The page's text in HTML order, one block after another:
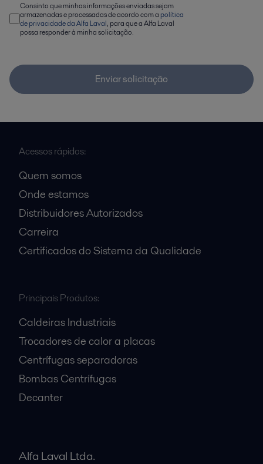
Consinto que minhas informações enviadas sejam
armazenadas e processadas de acordo com a política
de privacidade da Alfa Laval, para que a Alfa Laval
possa responder à minha solicitação.
Enviar solicitação
Acessos rápidos:
Quem somos
Onde estamos
Distribuidores Autorizados
Carreira
Certificados do Sistema da Qualidade
Principais Produtos:
Caldeiras Industriais
Trocadores de calor a placas
Centrífugas separadoras
Bombas Centrífugas
Decanter
Alfa Laval Ltda.